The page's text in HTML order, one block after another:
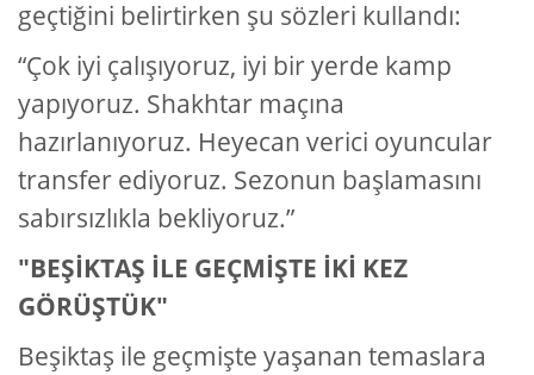
geçtiğini belirtirken şu sözleri kullandı:
“Çok iyi çalışıyoruz, iyi bir yerde kamp
yapıyoruz. Shakhtar maçına
hazırlanıyoruz. Heyecan verici oyuncular
transfer ediyoruz. Sezonun başlamasını
sabırsızlıkla bekliyoruz.”
"BEŞİKTAŞ İLE GEÇMİŞTE İKİ KEZ
GÖRÜŞTÜK"
Beşiktaş ile geçmişte yaşanan temaslara